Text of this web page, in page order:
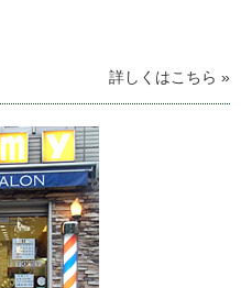
詳しくはこちら »